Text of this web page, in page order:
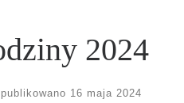
2024
16 maja 2024